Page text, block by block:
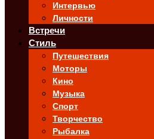
Интервью
Личности
Встречи
Стиль
Путешествия
Моторы
Кино
Музыка
Спорт
Творчество
Рыбалка